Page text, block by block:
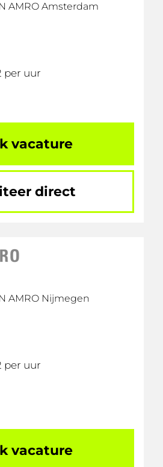
AMRO Amsterdam
per uur
vacature
direct
AMRO Nijmegen
per uur
vacature